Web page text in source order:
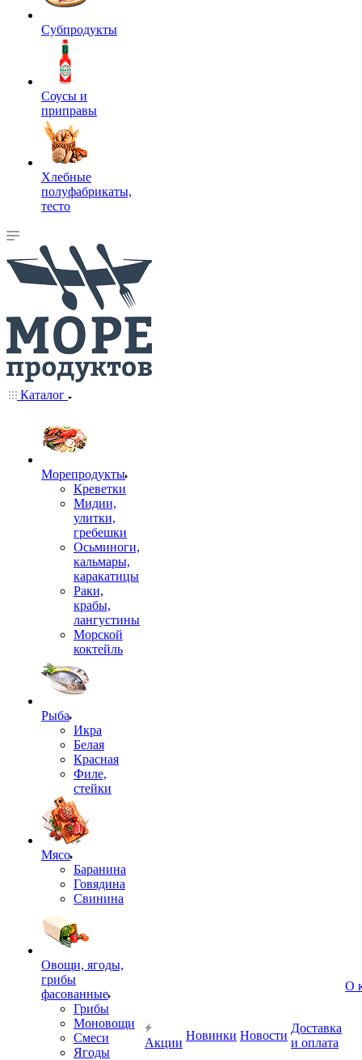
Субпродукты
Соусы и
приправы
Хлебные
полуфабрикаты,
тесто
Каталог
Морепродукты
Креветки
Мидии,
улитки,
гребешки
Осьминоги,
кальмары,
каракатицы
Раки,
крабы,
лангустины
Морской
коктейль
Рыба
Икра
Белая
Красная
Филе,
стейки
Мясо
Баранина
Говядина
Свинина
Овощи, ягоды,
грибы
фасованные
Грибы
Моновощи
Смеси
Ягоды
Акции
Новинки Новости
Доставка
и оплата
О